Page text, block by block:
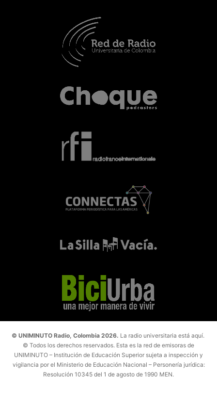
© UNIMINUTO Radio, Colombia 2026. La radio universitaria está aquí.
© Todos los derechos reservados. Esta es la red de emisoras de
UNIMINUTO – Institución de Educación Superior sujeta a inspección y
vigilancia por el Ministerio de Educación Nacional – Personería jurídica:
Resolución 10345 del 1 de agosto de 1990 MEN.